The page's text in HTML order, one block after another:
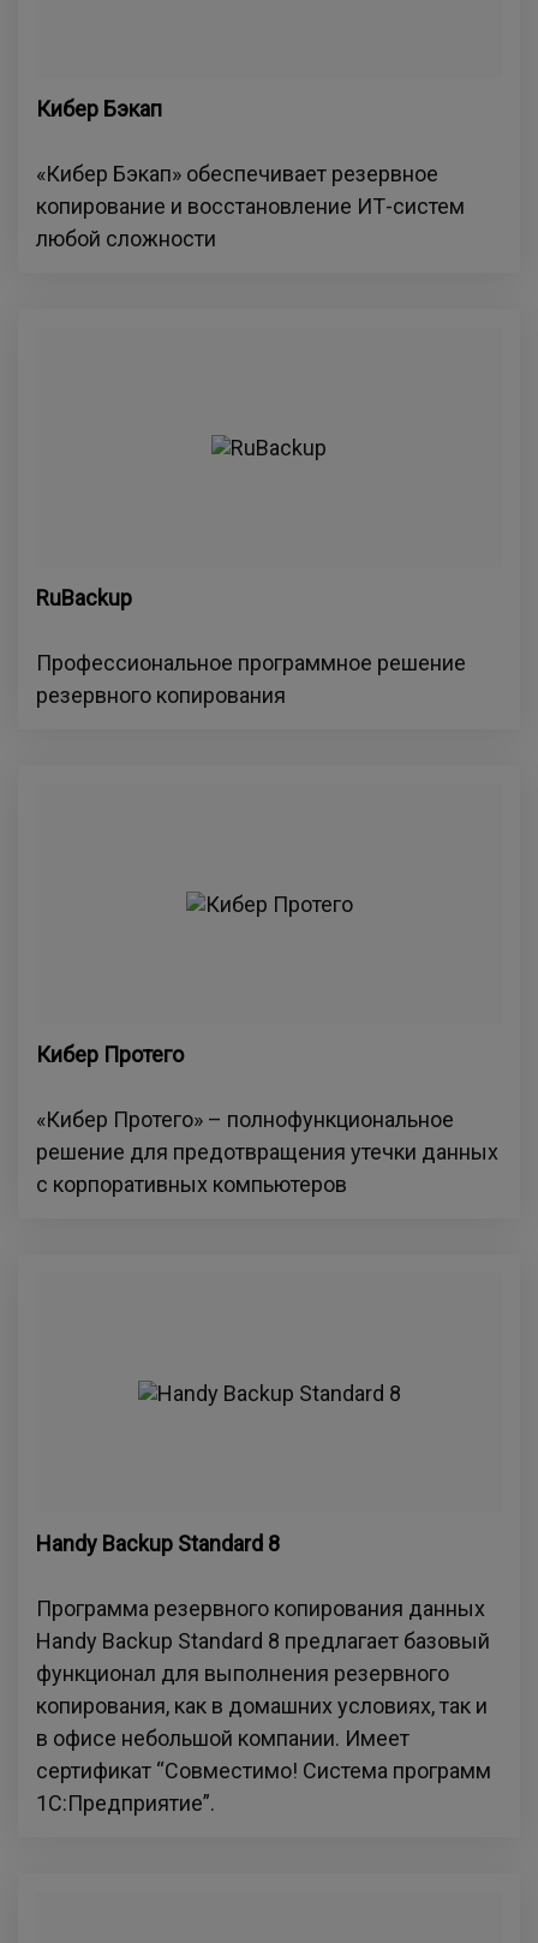
Кибер Бэкап
«Кибер Бэкап» обеспечивает резервное
копирование и восстановление ИТ-систем
любой сложности
RuBackup
Профессиональное программное решение
резервного копирования
Кибер Протего
«Кибер Протего» – полнофункциональное
решение для предотвращения утечки данных
с корпоративных компьютеров
Handy Backup Standard 8
Программа резервного копирования данных
Handy Backup Standard 8 предлагает базовый
функционал для выполнения резервного
копирования, как в домашних условиях, так и
в офисе небольшой компании. Имеет
сертификат “Совместимо! Система программ
1С:Предприятие”.